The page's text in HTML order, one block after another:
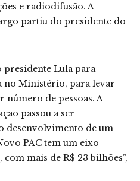
e radiodifusão. A
partiu do presidente do
presidente Lula para
no Ministério, para levar
de pessoas. A
passou a ser
desenvolvimento de um
PAC tem um eixo
mais de R$ 23 bilhões”,